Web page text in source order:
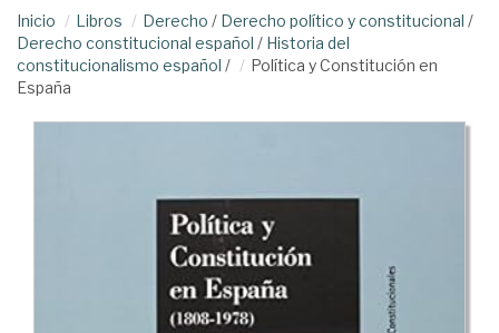
Inicio Libros Derecho / Derecho político y constitucional /
Derecho constitucional español / Historia del
constitucionalismo español /
Política y Constitución en
España